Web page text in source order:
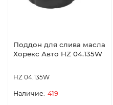
Поддон для слива масла
Хорекс Авто HZ 04.135W
HZ 04.135W
419